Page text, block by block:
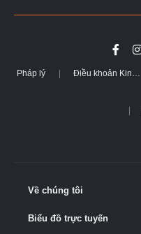
Pháp lý Điều khoản Kinh doanh
Về chúng tôi
Biểu đồ trực tuyến